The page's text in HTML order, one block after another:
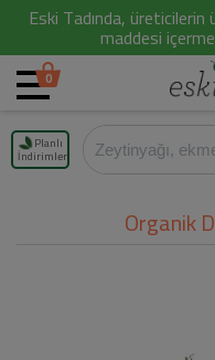
Eski Tadında,
maddesi
0
Planlı
İndirimler
Organik